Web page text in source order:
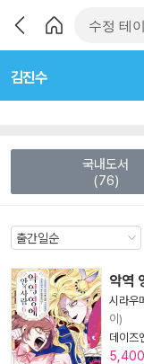
김진수
국내도서
(76)
악역
시라우
이)
데이즈
5,400